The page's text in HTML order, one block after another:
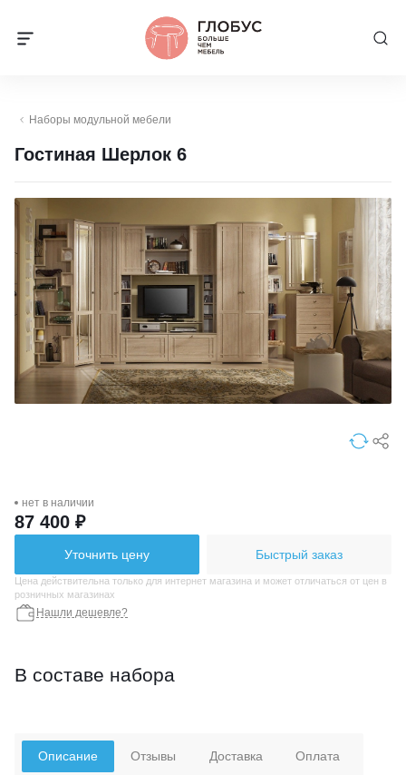
Наборы модульной мебели
Гостиная Шерлок 6
нет в наличии
87 400 ₽
Уточнить цену Быстрый заказ
Цена действительна только для интернет магазина и может отличаться от цен в
розничных магазинах
Нашли дешевле?
В составе набора
Описание Отзывы Доставка Оплата